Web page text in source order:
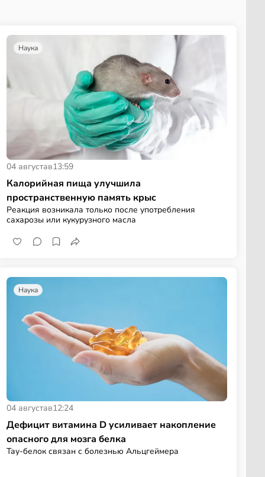
Наука
04 августав13:59
Калорийная пища улучшила
пространственную память крыс
Реакция возникала только после употребления
сахарозы или кукурузного масла
Наука
04 августав12:24
Дефицит витамина D усиливает накопление
опасного для мозга белка
Тау-белок связан с болезнью Альцгеймера